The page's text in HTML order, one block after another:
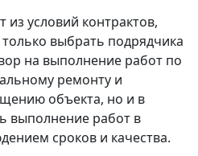
из условий контрактов,
выбрать подрядчика
на выполнение работ по
ремонту и
объекта, но и в
выполнение работ в
сроков и качества.